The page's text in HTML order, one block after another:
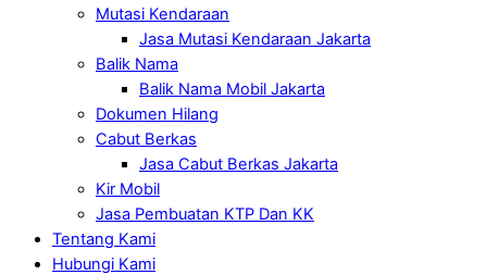
Mutasi Kendaraan
Jasa Mutasi Kendaraan Jakarta
Balik Nama
Balik Nama Mobil Jakarta
Dokumen Hilang
Cabut Berkas
Jasa Cabut Berkas Jakarta
Kir Mobil
Jasa Pembuatan KTP Dan KK
Tentang Kami
Hubungi Kami